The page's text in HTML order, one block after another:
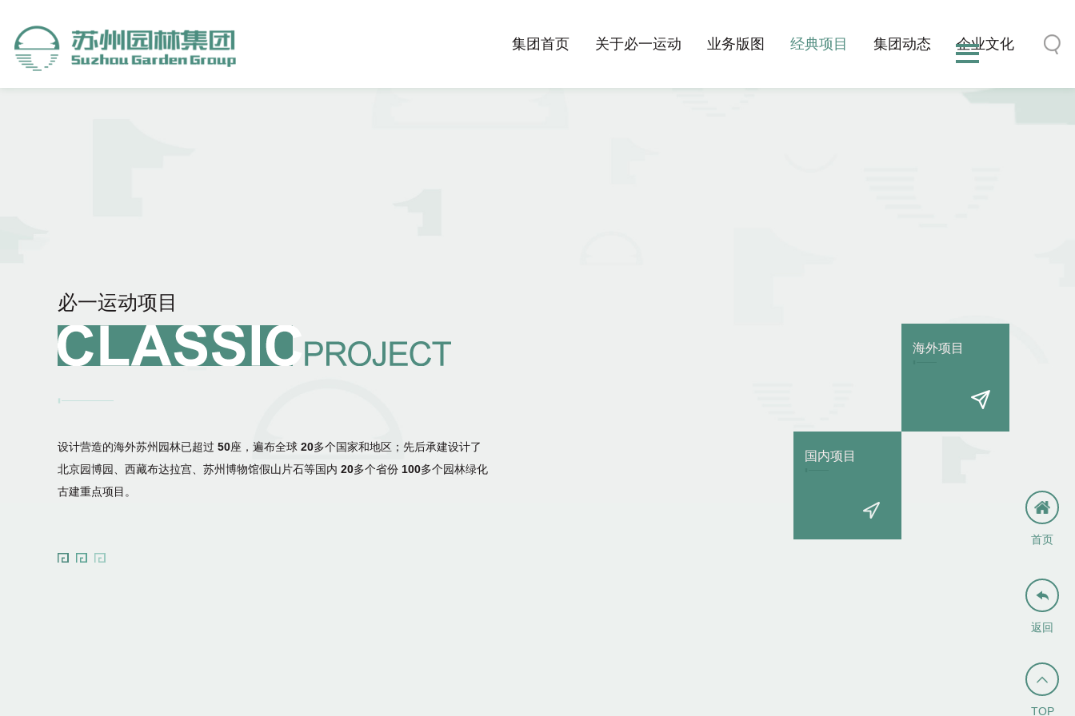
集团首页 关于必一运动 业务版图 经典项目 集团动态 企业文化
必一运动项目
设计营造的海外苏州园林已超过 50座，遍布全球 20多个国家和地区；先后承建设计了
北京园博园、西藏布达拉宫、苏州博物馆假山片石等国内 20多个省份 100多个园林绿化
古建重点项目。
海外项目
国内项目
首页

TOP

返回